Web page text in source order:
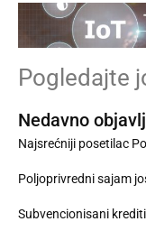
Pogledajte
Nedavno
Najsrećniji posetilac
Poljoprivredni sajam
Subvencionisani